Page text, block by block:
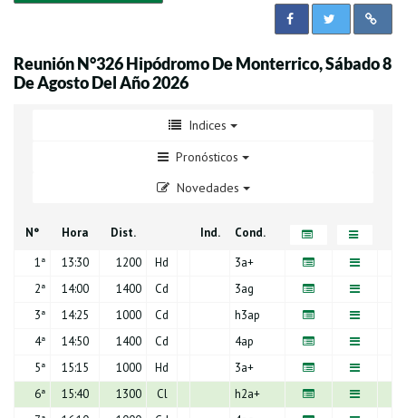
Reunión N°326 Hipódromo De Monterrico, Sábado 8
De Agosto Del Año 2026
Indices
Pronósticos
Novedades
N° Hora Dist. Ind.
Cond.
1ª 13:30 1200 Hd
3a+
2ª 14:00 1400 Cd
3ag
3ª 14:25 1000 Cd
h3ap
4ª 14:50 1400 Cd
4ap
5ª 15:15 1000 Hd
3a+
6ª 15:40 1300 Cl
h2a+